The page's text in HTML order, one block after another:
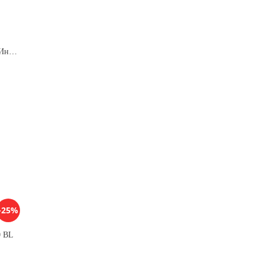
Кухонная вытяжка ELIKOR Интегра GLASS 60 ФРА-Т(нерж/бежевое стекло)
BL